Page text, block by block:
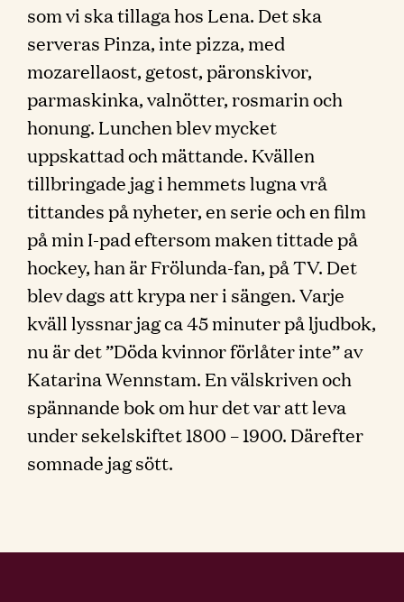
som vi ska tillaga hos Lena. Det ska
serveras Pinza, inte pizza, med
mozarellaost, getost, päronskivor,
parmaskinka, valnötter, rosmarin och
honung. Lunchen blev mycket
uppskattad och mättande. Kvällen
tillbringade jag i hemmets lugna vrå
tittandes på nyheter, en serie och en film
på min I-pad eftersom maken tittade på
hockey, han är Frölunda-fan, på TV. Det
blev dags att krypa ner i sängen. Varje
kväll lyssnar jag ca 45 minuter på ljudbok,
nu är det ”Döda kvinnor förlåter inte” av
Katarina Wennstam. En välskriven och
spännande bok om hur det var att leva
under sekelskiftet 1800 – 1900. Därefter
somnade jag sött.